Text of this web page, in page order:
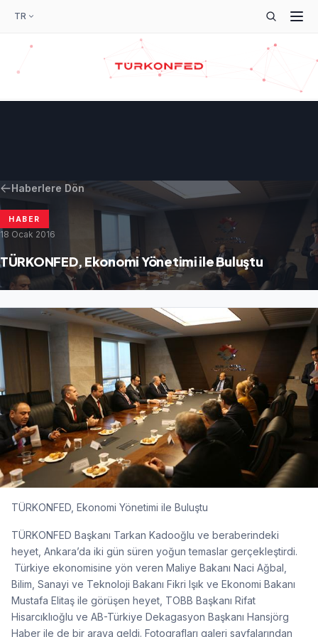
TR
Haberlere Dön
HABER
18 Ocak 2016
TÜRKONFED, Ekonomi Yönetimi ile Buluştu
TÜRKONFED, Ekonomi Yönetimi ile Buluştu
TÜRKONFED Başkanı Tarkan Kadooğlu ve beraberindeki
heyet, Ankara’da iki gün süren yoğun temaslar gerçekleştirdi.
Türkiye ekonomisine yön veren Maliye Bakanı Naci Ağbal,
Bilim, Sanayi ve Teknoloji Bakanı Fikri Işık ve Ekonomi Bakanı
Mustafa Elitaş ile görüşen heyet, TOBB Başkanı Rifat
Hisarcıklıoğlu ve AB-Türkiye Dekagasyon Başkanı Hansjörg
Haber ile de bir araya geldi. Fotografları galeri sayfalarından